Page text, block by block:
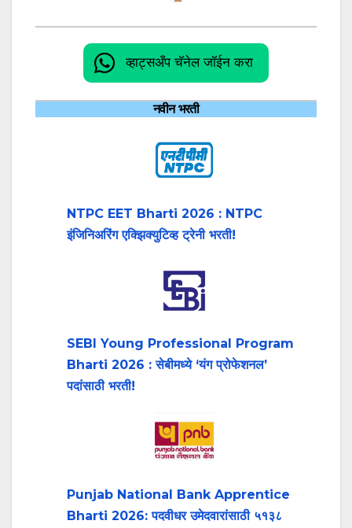
व्हाट्सअँप चॅनेल जॉईन करा
नवीन भरती
NTPC EET Bharti 2026 : NTPC
इंजिनिअरिंग एक्झिक्युटिव्ह ट्रेनी भरती!
SEBI Young Professional Program
Bharti 2026 : सेबीमध्ये ‘यंग प्रोफेशनल’
पदांसाठी भरती!
Punjab National Bank Apprentice
Bharti 2026: पदवीधर उमेदवारांसाठी ५१३८